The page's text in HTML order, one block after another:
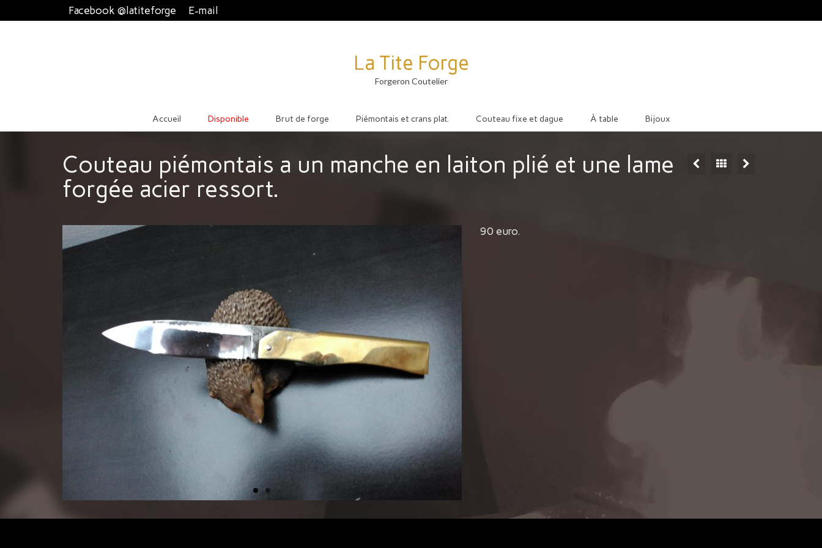
Facebook @latiteforge E-mail
La Tite Forge
Forgeron Coutelier
Accueil Disponible Brut de forge Piémontais et crans plat. Couteau fixe et dague À table Bijoux
Couteau piémontais a un manche en laiton plié et une lame
forgée acier ressort.
90 euro.